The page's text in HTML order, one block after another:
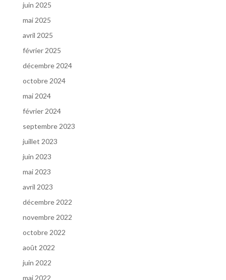
juin 2025
mai 2025
avril 2025
février 2025
décembre 2024
octobre 2024
mai 2024
février 2024
septembre 2023
juillet 2023
juin 2023
mai 2023
avril 2023
décembre 2022
novembre 2022
octobre 2022
août 2022
juin 2022
mai 2022